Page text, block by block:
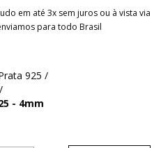
em até 3x sem juros ou à vista via
para todo Brasil
925 /
/
- 4mm